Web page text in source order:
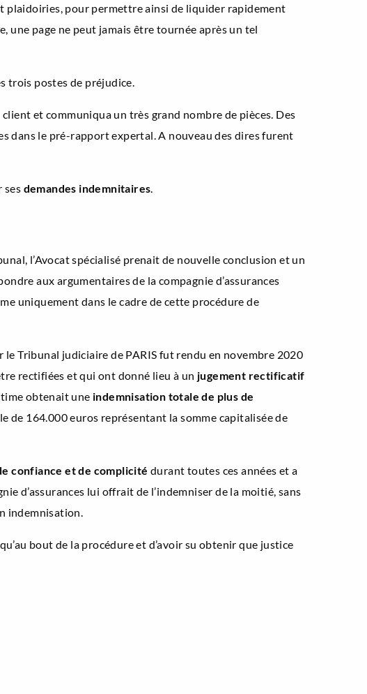
plaidoiries, pour permettre ainsi de liquider rapidement
une page ne peut jamais être tournée après un tel
trois postes de préjudice.
et communiqua un très grand nombre de pièces. Des
dans le pré-rapport expertal. A nouveau des dires furent
ses demandes indemnitaires
l’Avocat spécialisé prenait de nouvelle conclusion et un
aux argumentaires de la compagnie d’assurances
uniquement dans le cadre de cette procédure de
le Tribunal judiciaire de PARIS fut rendu en novembre 2020
rectifiées et qui ont donné lieu à un jugement rectificatif
obtenait une indemnisation totale de plus de
de 164.000 euros représentant la somme capitalisée de
confiance et de complicité durant toutes ces années et a
d’assurances lui offrait de l’indemniser de la moitié, sans
indemnisation.
bout de la procédure et d’avoir su obtenir que justice